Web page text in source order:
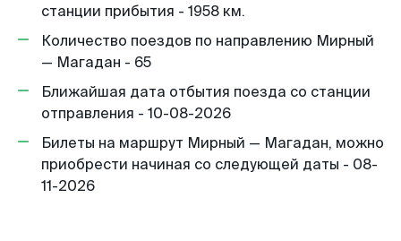
станции прибытия - 1958 км.
Количество поездов по направлению Мирный
— Магадан - 65
Ближайшая дата отбытия поезда со станции
отправления - 10-08-2026
Билеты на маршрут Мирный — Магадан, можно
приобрести начиная со следующей даты - 08-
11-2026